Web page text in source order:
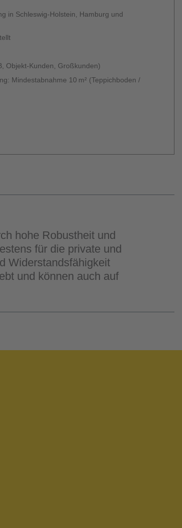
in Schleswig-Holstein, Hamburg und
Objekt-Kunden, Großkunden)
Mindestabnahme 10 m² (Teppichboden /
hohe Robustheit und
für die private und
Widerstandsfähigkeit
und können auch auf